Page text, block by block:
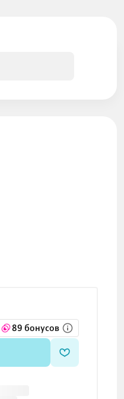
89 бонусов